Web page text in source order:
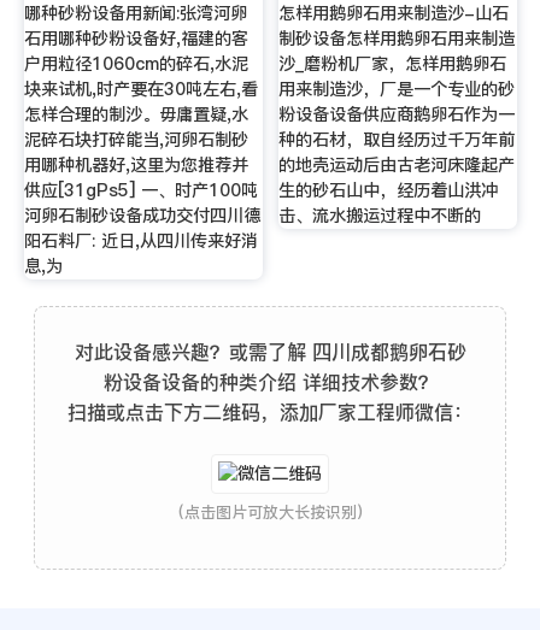
哪种砂粉设备用新闻:张湾河卵
石用哪种砂粉设备好,福建的客
户用粒径1060cm的碎石,水泥
块来试机,时产要在30吨左右,看
怎样合理的制沙。毋庸置疑,水
泥碎石块打碎能当,河卵石制砂
用哪种机器好,这里为您推荐并
供应[31gPs5] 一、时产100吨
河卵石制砂设备成功交付四川德
阳石料厂: 近日,从四川传来好消
息,为
怎样用鹅卵石用来制造沙-山石
制砂设备怎样用鹅卵石用来制造
沙_磨粉机厂家，怎样用鹅卵石
用来制造沙，厂是一个专业的砂
粉设备设备供应商鹅卵石作为一
种的石材，取自经历过千万年前
的地壳运动后由古老河床隆起产
生的砂石山中，经历着山洪冲
击、流水搬运过程中不断的
对此设备感兴趣？或需了解 四川成都鹅卵石砂
粉设备设备的种类介绍 详细技术参数？
扫描或点击下方二维码，添加厂家工程师微信：
(点击图片可放大长按识别)